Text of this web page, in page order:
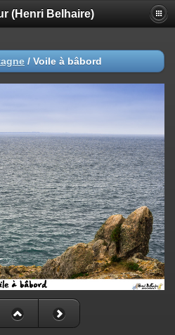
(Henri Belhaire)
/ Voile à bâbord